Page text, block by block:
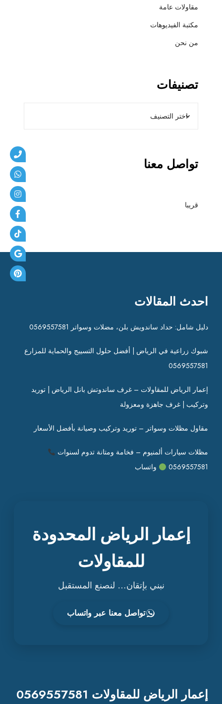
ل
ا
ت
م
ظ
ل
ا
ت
مقاولات عامة
مكتبة الفيديوهات
من نحن
تصنيفات
تواصل معنا
قريبا
احدث المقالات
دليل شامل: حداد ساندويش بلن، مضلات وسواتر 0569557581
شبوك زراعية في الرياض | أفضل حلول التسييج والحماية للمزارع
0569557581
إعمار الرياض للمقاولات – غرف ساندوتش بانل الرياض | توريد
وتركيب | غرف جاهزة ومعزولة
مقاول مظلات وسواتر – توريد وتركيب وصيانة بأفضل الأسعار
مظلات سيارات ألمنيوم – فخامة ومتانة تدوم لسنوات
0569557581
واتساب
إعمار الرياض المحدودة
للمقاولات
نبني بإتقان… لنصنع المستقبل
تواصل معنا عبر واتساب
إعمار الرياض للمقاولات 0569557581